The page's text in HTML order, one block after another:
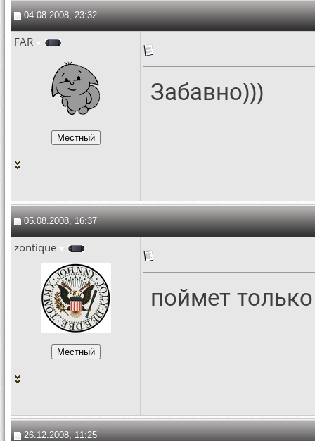
04.08.2008, 23:32
FAR
Забавно)))
05.08.2008, 16:37
zontique
поймет
26.12.2008, 11:25